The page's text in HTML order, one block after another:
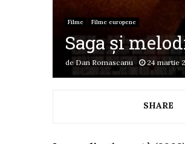
Filme Filme europene
Saga și
de Dan Romascanu 24 martie
SHARE